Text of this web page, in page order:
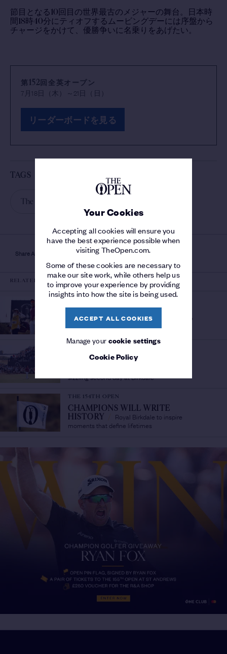
Your Cookies
Accepting all cookies will ensure you
have the best experience possible when
visiting TheOpen.com.
Some of these cookies are necessary to
make our site work, while others help us
to improve your experience by providing
insights into how the site is being used.
ACCEPT ALL COOKIES
Manage yourcookie settings
Cookie Policy
Share Article
節目となる10回目の世界最古のメジャーの舞台。日本時
間18時40分にティオフするムービングデーには序盤から
チャージをかけて、優勝争いに名乗りをあげたい。
第152回全英オープン
7月18日（木）～21日（日）
リーダーボードを見る
TAGS
The 152nd Open
RELATED
OPEN / Who has shot the lowest scores?
FANTASTIC FRIDAY
sizzling second day at Birkdale
THE 154TH OPEN
CHAMPIONS WILL WRITE
HISTORY
Royal Birkdale to inspire
moments that define lifetimes